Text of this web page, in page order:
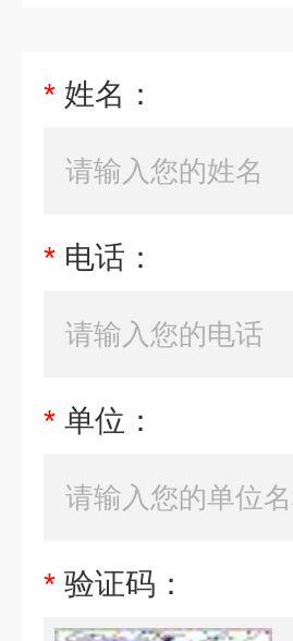
* 姓名：
* 电话：
* 单位：
* 验证码：